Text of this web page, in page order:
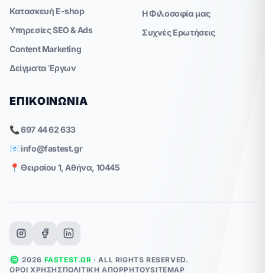
Κατασκευή E-shop
Υπηρεσίες SEO & Ads
Content Marketing
Δείγματα Έργων
Η Φιλοσοφία μας
Συχνές Ερωτήσεις
ΕΠΙΚΟΙΝΩΝΊΑ
📞 697 44 62 633
📧info@fastest.gr
📍 Θειρσίου 1, Αθήνα, 10445
© 2026 FASTEST.GR · ALL RIGHTS RESERVED.
ΌΡΟΙ ΧΡΉΣΗΣΠΟΛΙΤΙΚΉ ΑΠΟΡΡΉΤΟΥSITEMAP